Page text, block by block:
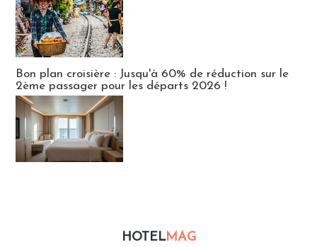
Bon plan croisière : Jusqu'à 60% de réduction sur le
2ème passager pour les départs 2026 !
HOTELMAG